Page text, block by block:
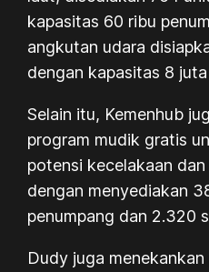
kapasitas 60 ribu
angkutan udara
dengan kapasitas 8
Selain itu, Kemenhub
program mudik gratis
potensi kecelakaan
dengan menyediakan
penumpang dan 2.320
Dudy juga